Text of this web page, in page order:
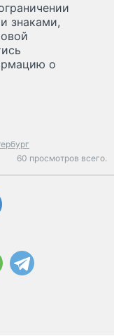
знаками,
о
60 просмотров всего.